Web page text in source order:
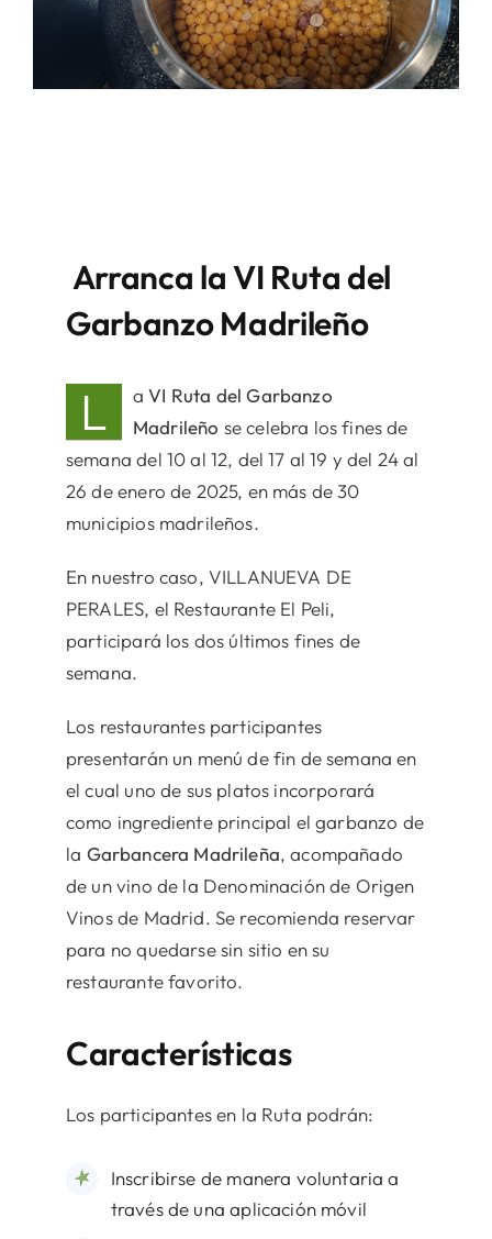
Arranca la VI Ruta del
Garbanzo Madrileño
L aVI Ruta del Garbanzo
Madrileño se celebra los fines de
semana del 10 al 12, del 17 al 19 y del 24 al
26 de enero de 2025, en más de 30
municipios madrileños.
En nuestro caso, VILLANUEVA DE
PERALES, el Restaurante El Peli,
participará los dos últimos fines de
semana.
Los restaurantes participantes
presentarán un menú de fin de semana en
el cual uno de sus platos incorporará
como ingrediente principal el garbanzo de
la Garbancera Madrileña, acompañado
de un vino de la Denominación de Origen
Vinos de Madrid. Se recomienda reservar
para no quedarse sin sitio en su
restaurante favorito.
Características
Los participantes en la Ruta podrán:
Inscribirse de manera voluntaria a
través de una aplicación móvil